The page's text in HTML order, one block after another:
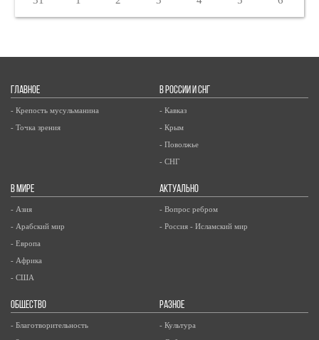
ГЛАВНОЕ
- Крепость мусульманина
- Точка зрения
В РОССИИ И СНГ
- Кавказ
- Крым
- Поволжье
- СНГ
В МИРЕ
- Азия
- Арабский мир
- Европа
- Африка
- США
АКТУАЛЬНО
- Вопрос ребром
- Россия - Исламский мир
ОБЩЕСТВО
- Благотворительность
РАЗНОЕ
- Культура